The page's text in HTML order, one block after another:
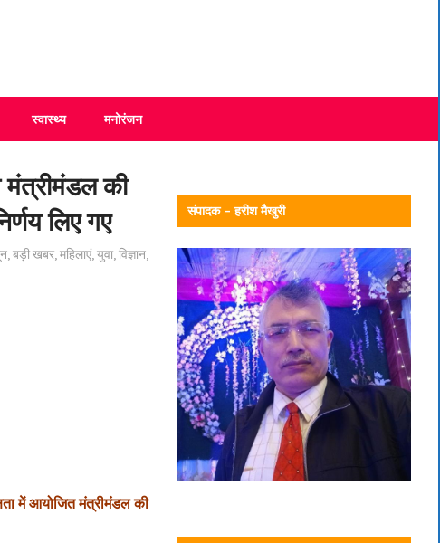
स्वास्थ्य मनोरंजन
मंत्रीमंडल की
लिए गए
,बड़ी खबर,महिलाएं,युवा,विज्ञान,
में आयोजित मंत्रीमंडल की
संपादक – हरीश मैखुरी